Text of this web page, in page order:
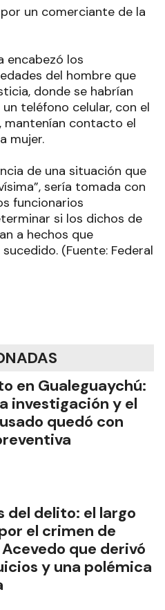
un comerciante de la
encabezó los
del hombre que
donde se habrían
teléfono celular, con el
mantenían contacto el
mujer.
de una situación que
sería tomada con
funcionarios
si los dichos de
a hechos que
(Fuente: Federal
en Gualeguaychú:
investigación y el
quedó con
del delito: el largo
el crimen de
que derivó
y una polémica